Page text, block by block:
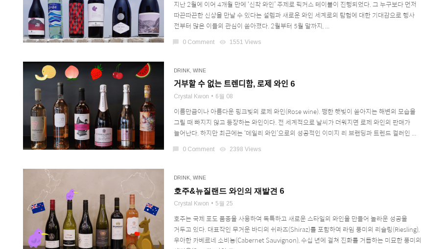
지난 2월에 이어 4개월 만에 ‘신착 와인’ 주제로 픽커스 테이블이 진행되었다. 그 누구보다 먼저
따끈따끈한 신상을 만날 수 있다는 설렘과 새로운 와인 세계로의 탐험에 대한 기대감으로 행사
전부터 많은 이들의 관심이 쏟아졌다. 2월부터 5월 말까지, ...
chat_bubble 0 Comment visibility 1551 Views
DRINK WINE
거부할 수 없는 트렌디함, 로제 와인 6
Crystal Kwon 6월 08
이름만큼이나 아름다운 핑크빛의 로제 와인(Rose wine). 쨍한 햇빛이 쏟아지는 해변의 모습을
그릴 때 빠지지 않고 등장하는 와인이다. 전 세계적으로 날씨가 더워지면 로제 와인의 판매가
늘어난다. 하지만 최근에는 ‘데일리 와인’으로의 성공적인 이미지 리 브랜딩과 트렌드 컬러인 ...
chat_bubble 0 Comment visibility 2398 Views
DRINK WINE
호주&뉴질랜드 와인의 재발견 6
Crystal Kwon 5월 25
호주는 국제 포도 품종을 사용하여 독특하고 새로운 스타일의 와인을 만들어 놀라운 성공을
거두고 있다. 대표작인 무거운 바디의 쉬라즈(Shiraz)를 포함하여 라임 풍미의 리슬링(Riesling),
우아한 카베르네 소비뇽(Cabernet Sauvignon), 수십 년에 걸쳐 진화를 거듭하는 미묘한 풍미의